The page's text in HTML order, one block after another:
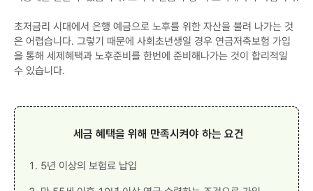
초저금리 시대에서 은행 예금으로 노후를 위한 자산을 불려 나가는 것
은 어렵습니다. 그렇기 때문에 사회초년생일 경우 연금저축보험 가입
을 통해 세제혜택과 노후준비를 한번에 준비해나가는 것이 합리적일
수 있습니다.
세금 혜택을 위해 만족시켜야 하는 요건
1. 5년 이상의 보험료 납입